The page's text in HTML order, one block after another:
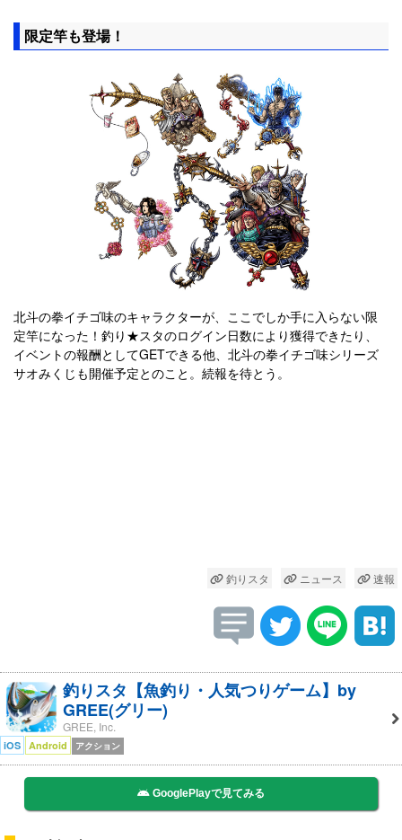
限定竿も登場！
北斗の拳イチゴ味のキャラクターが、ここでしか手に入らない限
定竿になった！釣り★スタのログイン日数により獲得できたり、
イベントの報酬としてGETできる他、北斗の拳イチゴ味シリーズ
サオみくじも開催予定とのこと。続報を待とう。
釣りスタ ニュース 速報
釣りスタ【魚釣り・人気つりゲーム】by
GREE(グリー)
GREE, Inc.
iOS Android アクション
GooglePlayで見てみる